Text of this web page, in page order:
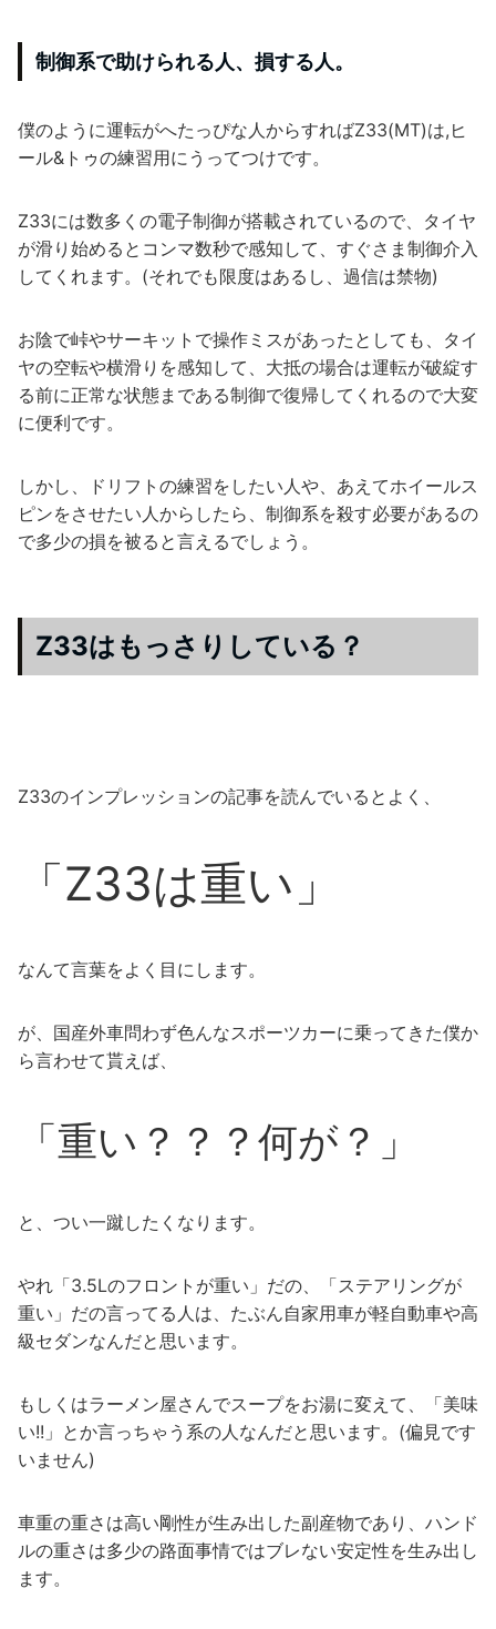
制御系で助けられる人、損する人。
僕のように運転がへたっぴな人からすればZ33(MT)は,ヒ
ール&トゥの練習用にうってつけです。
Z33には数多くの電子制御が搭載されているので、タイヤ
が滑り始めるとコンマ数秒で感知して、すぐさま制御介入
してくれます。(それでも限度はあるし、過信は禁物)
お陰で峠やサーキットで操作ミスがあったとしても、タイ
ヤの空転や横滑りを感知して、大抵の場合は運転が破綻す
る前に正常な状態まである制御で復帰してくれるので大変
に便利です。
しかし、ドリフトの練習をしたい人や、あえてホイールス
ピンをさせたい人からしたら、制御系を殺す必要があるの
で多少の損を被ると言えるでしょう。
Z33はもっさりしている？
Z33のインプレッションの記事を読んでいるとよく、
「Z33は重い」
なんて言葉をよく目にします。
が、国産外車問わず色んなスポーツカーに乗ってきた僕か
ら言わせて貰えば、
「重い？？？何が？」
と、つい一蹴したくなります。
やれ「3.5Lのフロントが重い」だの、「ステアリングが
重い」だの言ってる人は、たぶん自家用車が軽自動車や高
級セダンなんだと思います。
もしくはラーメン屋さんでスープをお湯に変えて、「美味
い!!」とか言っちゃう系の人なんだと思います。(偏見です
いません)
車重の重さは高い剛性が生み出した副産物であり、ハンド
ルの重さは多少の路面事情ではブレない安定性を生み出し
ます。